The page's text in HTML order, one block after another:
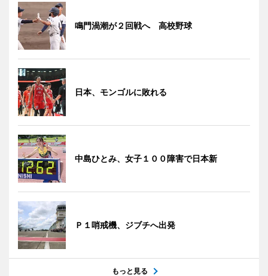
鳴門渦潮が２回戦へ 高校野球
日本、モンゴルに敗れる
中島ひとみ、女子１００障害で日本新
Ｐ１哨戒機、ジブチへ出発
もっと見る